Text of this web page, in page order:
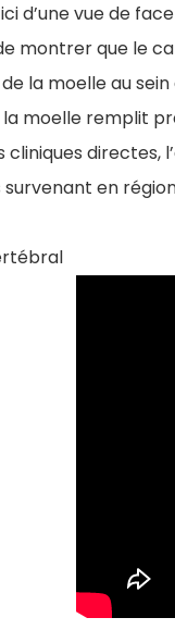
d’une vue de
montrer que le
la moelle au sein
moelle remplit
cliniques directes,
survenant en